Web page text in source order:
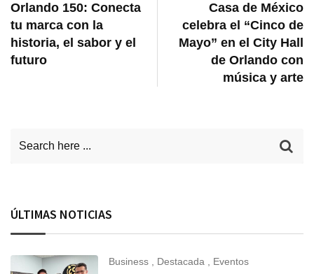
Orlando 150: Conecta
tu marca con la
historia, el sabor y el
futuro
Casa de México
celebra el “Cinco de
Mayo” en el City Hall
de Orlando con
música y arte
ÚLTIMAS NOTICIAS
Business Destacada Eventos